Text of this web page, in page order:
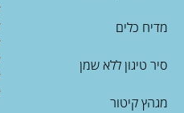
מדיח כלים
סיר טיגון ללא שמן
מגהץ קיטור